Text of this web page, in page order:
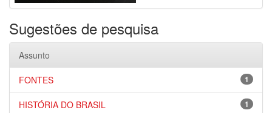
Sugestões de pesquisa
Assunto
1
FONTES
1
HISTÓRIA DO BRASIL